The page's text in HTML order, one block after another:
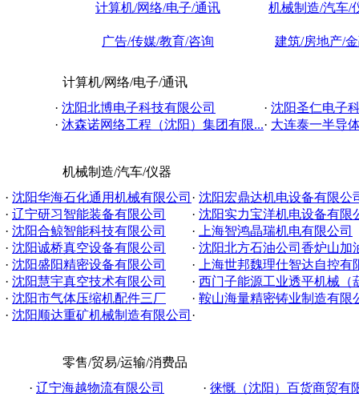
计算机/网络/电子/通讯 机械制造/汽车/
广告/传媒/教育/咨询 建筑/房地产/
计算机/网络/电子/通讯
· 沈阳北博电子科技有限公司 · 沈阳圣仁电子
· 沐森诺网络工程（沈阳）集团有限...· 大连泰一半导
机械制造/汽车/仪器
· 沈阳华海石化通用机械有限公司 · 沈阳宏鼎达机电设备有限公
· 辽宁研习智能装备有限公司 · 沈阳实力宝洋机电设备有限
· 沈阳合鲸智能科技有限公司 ·
上海智鸿晶瑞机电有限公司
· 沈阳诚桥真空设备有限公司 · 沈阳北方石油公司香炉山加
· 沈阳盛阳精密设备有限公司 ·
上海世邦魏理仕智达自控有
· 沈阳慧宇真空技术有限公司 · 西门子能源工业透平机械（
· 沈阳市气体压缩机配件三厂 · 鞍山海量精密铸业制造有限
· 沈阳顺达重矿机械制造有限公司 ·
零售/贸易/运输/消费品
· 辽宁海越物流有限公司 · 徕慨（沈阳）百货商贸有